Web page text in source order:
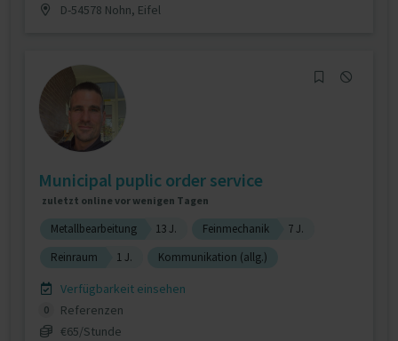
D-54578 Nohn, Eifel
Municipal puplic order service
zuletzt online vor wenigen Tagen
Metallbearbeitung 13 J. Feinmechanik
7 J.
Reinraum
1 J. Kommunikation (allg.)
Verfügbarkeit einsehen
0
Referenzen
€65/Stunde